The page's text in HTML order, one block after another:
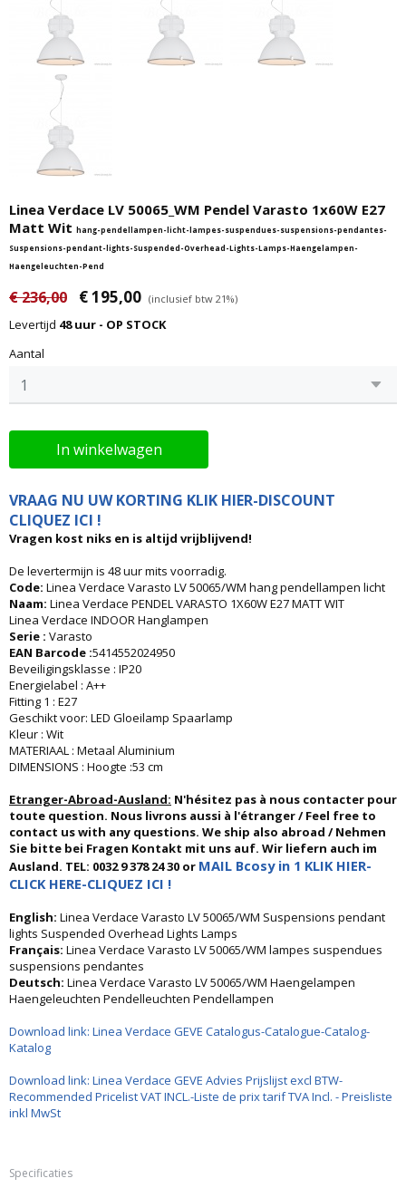
Linea Verdace LV 50065_WM Pendel Varasto 1x60W E27
Matt Wit hang-pendellampen-licht-lampes-suspendues-suspensions-pendantes-
Suspensions-pendant-lights-Suspended-Overhead-Lights-Lamps-Haengelampen-
Haengeleuchten-Pend
€ 236,00 € 195,00 (inclusief btw 21%)
Levertijd 48 uur - OP STOCK
Aantal
In winkelwagen
VRAAG NU UW KORTING KLIK HIER-DISCOUNT
CLIQUEZ ICI !
Vragen kost niks en is altijd vrijblijvend!
De levertermijn is 48 uur mits voorradig.
Code: Linea Verdace Varasto LV 50065/WM hang pendellampen licht
Naam: Linea Verdace PENDEL VARASTO 1X60W E27 MATT WIT
Linea Verdace INDOOR Hanglampen
Serie : Varasto
EAN Barcode :5414552024950
Beveiligingsklasse : IP20
Energielabel : A++
Fitting 1 : E27
Geschikt voor: LED Gloeilamp Spaarlamp
Kleur : Wit
MATERIAAL : Metaal Aluminium
DIMENSIONS : Hoogte :53 cm
Etranger-Abroad-Ausland: N'hésitez pas à nous contacter pour
toute question. Nous livrons aussi à l'étranger / Feel free to
contact us with any questions. We ship also abroad / Nehmen
Sie bitte bei Fragen Kontakt mit uns auf. Wir liefern auch im
Ausland. TEL: 0032 9 378 24 30 or MAIL Bcosy in 1 KLIK HIER-
CLICK HERE-CLIQUEZ ICI !
English: Linea Verdace Varasto LV 50065/WM Suspensions pendant
lights Suspended Overhead Lights Lamps
Français: Linea Verdace Varasto LV 50065/WM lampes suspendues
suspensions pendantes
Deutsch: Linea Verdace Varasto LV 50065/WM Haengelampen
Haengeleuchten Pendelleuchten Pendellampen
Download link: Linea Verdace GEVE Catalogus-Catalogue-Catalog-
Katalog
Download link: Linea Verdace GEVE Advies Prijslijst excl BTW-
Recommended Pricelist VAT INCL.-Liste de prix tarif TVA Incl. - Preisliste
inkl MwSt
Specificaties